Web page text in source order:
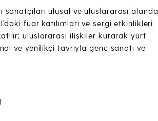
sanatçıları ulusal ve uluslararası alanda
fuar katılımları ve sergi etkinlikleri
uluslararası ilişkiler kurarak yurt
ve yenilikçi tavrıyla genç sanatı ve